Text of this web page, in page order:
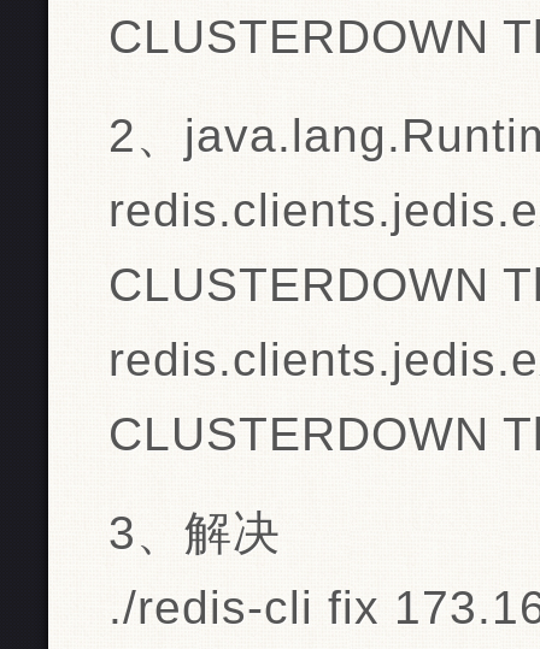
CLUSTERDOWN
2、
CLUSTERDOWN
CLUSTERDOWN
3、解决
./redis-cli fix